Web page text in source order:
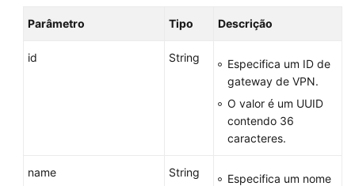
de
Parâmetro Tipo Descrição
id String
Especifica um ID de
gateway de VPN.
O valor é um UUID
contendo 36
caracteres.
name String
Especifica um nome